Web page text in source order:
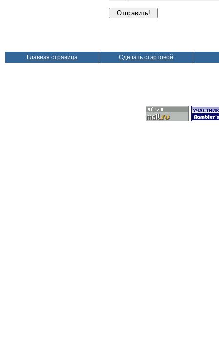
Главная страница Сделать стартовой